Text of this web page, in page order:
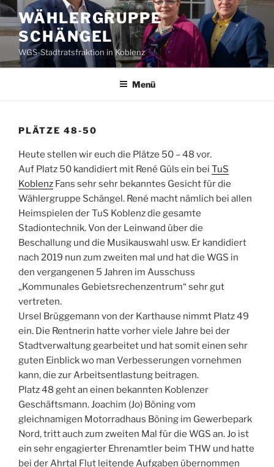
Zum
Inhalt
springen
WÄHLERGRUPPE
SCHÄNGEL
WGS-Stadtratsfraktion in Koblenz
Menü
PLÄTZE 48-50
Heute stellen wir euch die Plätze 50 – 48 vor.
Auf Platz 50 kandidiert mit René Güls ein bei TuS
Koblenz Fans sehr sehr bekanntes Gesicht für die
Wählergruppe Schängel. René macht nämlich bei allen
Heimspielen der TuS Koblenz die gesamte
Stadiontechnik. Von der Leinwand über die
Beschallung und die Musikauswahl usw. Er kandidiert
nach 2019 nun zum zweiten mal und hat die WGS in
den vergangenen 5 Jahren im Ausschuss
„Kommunales Gebietsrechenzentrum“ sehr gut
vertreten.
Ursel Brüggemann von der Karthause nimmt Platz 49
ein. Die Rentnerin hatte vorher viele Jahre bei der
Stadtverwaltung gearbeitet und hat somit einen sehr
guten Einblick wo man Verbesserungen vornehmen
kann, die zur Arbeitsentlastung beitragen.
Platz 48 geht an einen bekannten Koblenzer
Geschäftsmann. Joachim (Jo) Böning vom
gleichnamigen Motorradhaus Böning im Gewerbepark
Nord, tritt auch zum zweiten Mal für die WGS an. Jo ist
ein sehr engagierter Ehrenamtler beim THW und hatte
bei der Ahrtal Flut leitende Aufgaben übernommen